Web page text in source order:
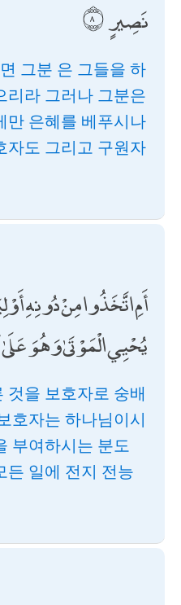
نَصِيرٍ
그분 은 그들을 하
리라 그러나 그분은
만 은혜를 베푸시나
자도 그리고 구원자
أَمِ اتَّخَذُوا مِنْ دُونِهِ
يُحْيِي الْمَوْتَىٰ وَهُوَ
것을 보호자로 숭배
호자는 하나님이시
부여하시는 분도
든 일에 전지 전능